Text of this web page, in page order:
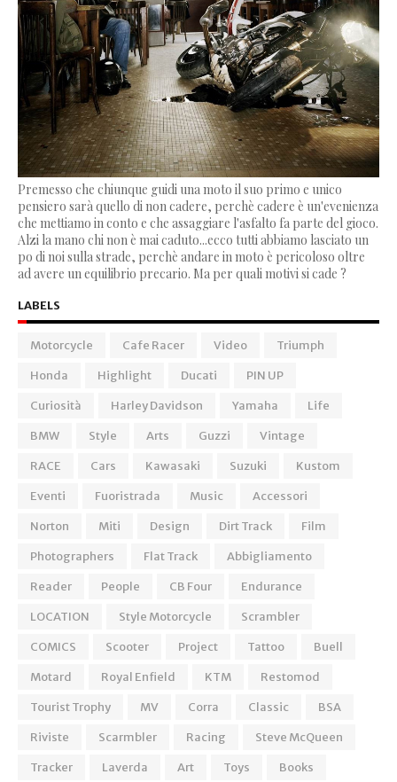
Premesso che chiunque guidi una moto il suo primo e unico
pensiero sarà quello di non cadere, perchè cadere è un'evenienza
che mettiamo in conto e che assaggiare l'asfalto fa parte del gioco.
Alzi la mano chi non è mai caduto...ecco tutti abbiamo lasciato un
po di noi sulla strade, perchè andare in moto è pericoloso oltre
ad avere un equilibrio precario. Ma per quali motivi si cade ?
LABELS
Motorcycle Cafe Racer Video
Triumph
Honda
Highlight Ducati
PIN UP
Curiosità
Harley Davidson Yamaha
Life
BMW
Style Arts Guzzi
Vintage
RACE
Cars Kawasaki Suzuki
Kustom
Eventi
Fuoristrada Music
Accessori
Norton
Miti Design Dirt Track
Film
Photographers
Flat Track
Abbigliamento
Reader
People CB Four
Endurance
LOCATION
Style Motorcycle
Scrambler
COMICS
Scooter Project Tattoo
Buell
Motard
Royal Enfield KTM
Restomod
Tourist Trophy
MV Corra Classic
BSA
Riviste
Scarmbler Racing
Steve McQueen
Tracker
Laverda Art Toys
Books